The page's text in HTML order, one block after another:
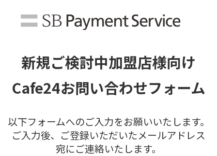
新規ご検討中加盟店様向け
Cafe24お問い合わせフォーム
以下フォームへのご入力をお願いいたします。
ご入力後、ご登録いただいたメールアドレス
宛にご連絡いたします。